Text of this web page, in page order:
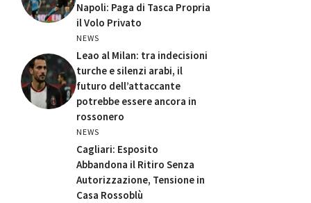
Napoli: Paga di Tasca Propria
il Volo Privato
NEWS
Leao al Milan: tra indecisioni
turche e silenzi arabi, il
futuro dell’attaccante
potrebbe essere ancora in
rossonero
NEWS
Cagliari: Esposito
Abbandona il Ritiro Senza
Autorizzazione, Tensione in
Casa Rossoblù